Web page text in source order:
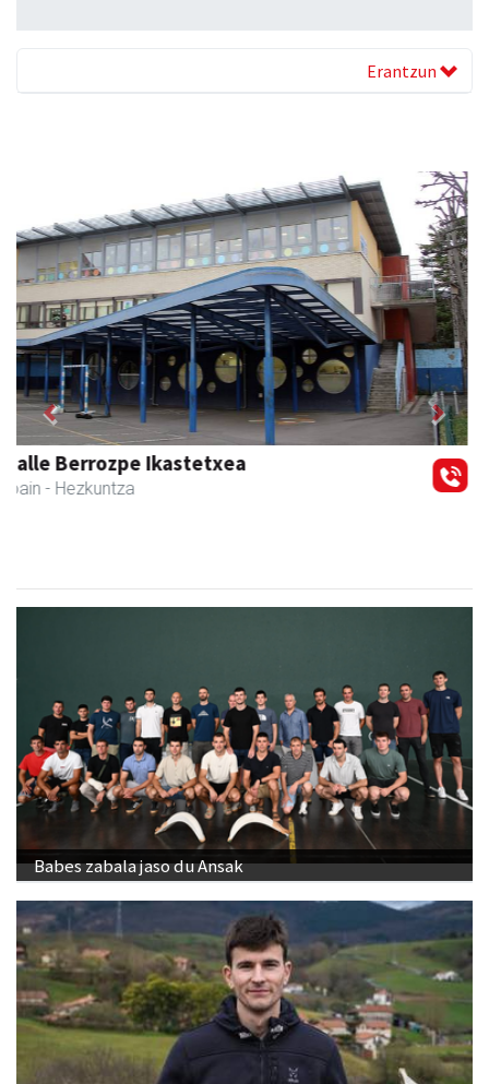
Erantzun
Azkain motoak
Andoain - Motor dendak
Previous Next
Babes zabala jaso du Ansak